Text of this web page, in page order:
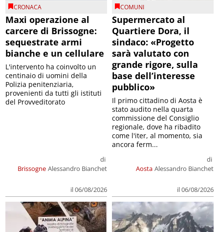
CRONACA
Maxi operazione al
carcere di Brissogne:
sequestrate armi
bianche e un cellulare
Brissogne
di
Alessandro Bianchet
il 06/08/2026
L'intervento ha coinvolto un
centinaio di uomini della
Polizia penitenziaria,
provenienti da tutti gli istituti
del Provveditorato
COMUNI
Supermercato al
Quartiere Dora, il
sindaco: «Progetto
sarà valutato con
grande rigore, sulla
base dell’interesse
pubblico»
Aosta
di
Alessandro Bianchet
il 06/08/2026
Il primo cittadino di Aosta è
stato audito nella quarta
commissione del Consiglio
regionale, dove ha ribadito
come l'iter, al momento, sia
ancora ferm...